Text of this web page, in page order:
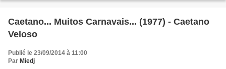
Caetano... Muitos Carnavais... (1977) - Caetano
Veloso
Publié le 23/09/2014 à 11:00
Par Miedj